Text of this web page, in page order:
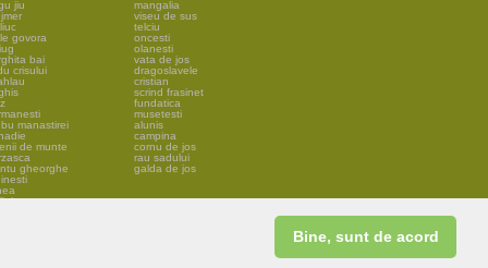
Bine, sunt de acord
jiu
govora
bai
crisului
manastirei
de munte
gheorghe
mangalia
viseu de sus
telciu
oncesti
olanesti
vata de jos
dragoslavele
cristian
scrind frasinet
fundatica
musetesti
alunis
campina
cornu de jos
rau sadului
galda de jos